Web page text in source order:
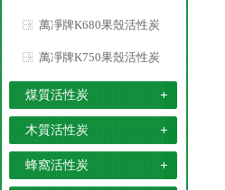
萬凈牌K680果殼活性炭
萬凈牌K750果殼活性炭
煤質活性炭
木質活性炭
蜂窩活性炭